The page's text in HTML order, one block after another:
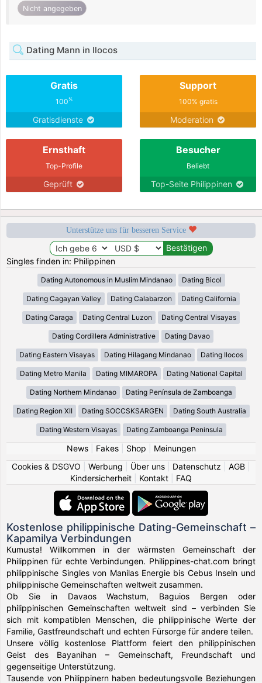
Nicht angegeben
Dating Mann in Ilocos
Gratis
100%
Gratisdienste
Support
100% gratis
Moderation
Ernsthaft
Top-Profile
Geprüft
Besucher
Beliebt
Top-Seite Philippinen
Unterstütze uns für besseren Service
Singles finden in: Philippinen
Dating Autonomous in Muslim Mindanao Dating Bicol
Dating Cagayan Valley Dating Calabarzon Dating California
Dating Caraga Dating Central Luzon Dating Central Visayas
Dating Cordillera Administrative Dating Davao
Dating Eastern Visayas Dating Hilagang Mindanao Dating Ilocos
Dating Metro Manila Dating MIMAROPA Dating National Capital
Dating Northern Mindanao Dating Península de Zamboanga
Dating Region XII Dating SOCCSKSARGEN Dating South Australia
Dating Western Visayas Dating Zamboanga Peninsula
News| Fakes| Shop
Meinungen
Cookies & DSGVO
Werbung Über uns Datenschutz AGB
Kindersicherheit
Kontakt FAQ
Kostenlose philippinische Dating-Gemeinschaft –
Kapamilya Verbindungen
Kumusta! Willkommen in der wärmsten Gemeinschaft der
Philippinen für echte Verbindungen. Philippines-chat.com bringt
philippinische Singles von Manilas Energie bis Cebus Inseln und
philippinische Gemeinschaften weltweit zusammen.
Ob Sie in Davaos Wachstum, Baguios Bergen oder
philippinischen Gemeinschaften weltweit sind – verbinden Sie
sich mit kompatiblen Menschen, die philippinische Werte der
Familie, Gastfreundschaft und echten Fürsorge für andere teilen.
Unsere völlig kostenlose Plattform feiert den philippinischen
Geist des Bayanihan – Gemeinschaft, Freundschaft und
gegenseitige Unterstützung.
Tausende von Philippinern haben bedeutungsvolle Beziehungen